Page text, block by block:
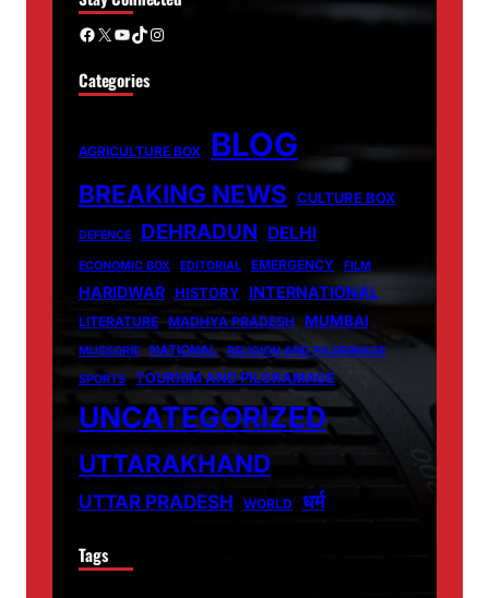
Facebook X YouTube TikTok Instagram
Categories
AGRICULTURE BOX BLOG
BREAKING NEWS CULTURE BOX
DEFENCE DEHRADUN DELHI
ECONOMIC BOX EDITORIAL EMERGENCY FILM
HARIDWAR HISTORY INTERNATIONAL
LITERATURE MADHYA PRADESH MUMBAI
MUSSORIE NATIONAL
RELIGION AND PILGRIMAGE
SPORTS
TOURISM AND PILGRAMAGE
UNCATEGORIZED
UTTARAKHAND
UTTAR PRADESH WORLD धर्म
Tags